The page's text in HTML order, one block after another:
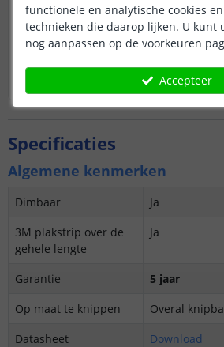
OP VOORRAAD 39 ,95
IN WINKELWAGEN
Specificaties
Algemene kenmerken
Dimbaar
Ja
3M plakstrip over de
gehele lengte
Ja
Garantie
5 jaar
Op maat te knippen
Overal
Datasheet
Download
functionele en analytische cookies
technieken die daarop lijken. U kunt
nog aanpassen op de voorkeuren
Accepteer